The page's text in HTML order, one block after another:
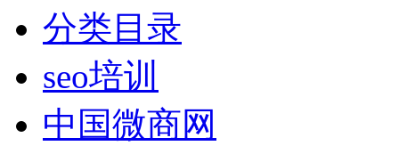
分类目录
seo培训
中国微商网